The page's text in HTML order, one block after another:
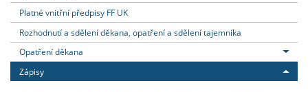
Platné vnitřní předpisy FF UK
Rozhodnutí a sdělení děkana, opatření a sdělení tajemníka
Opatření děkana
Zápisy